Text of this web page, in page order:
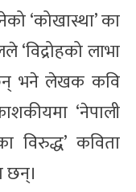
‘कोखास्था’ का
‘विद्रोहको लाभा
भने लेखक कवि
‘नेपाली
विरुद्ध’ कविता
छन्।